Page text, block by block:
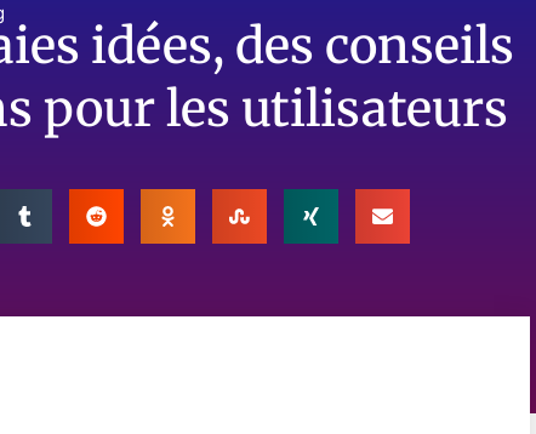
idées, des conseils
pour les utilisateurs